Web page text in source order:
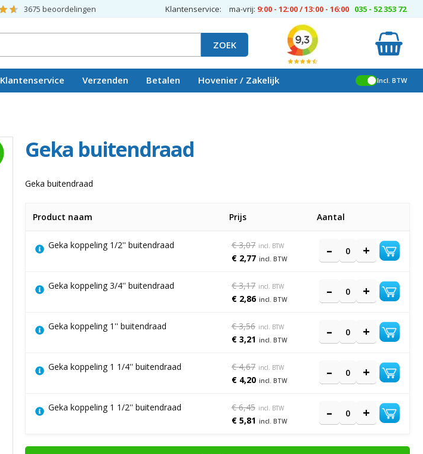
Klantenservice: ma-vrij: 9:00 - 12:00 / 13:00 - 16:00 035 - 52 353 72
3675 beoordelingen
Incl. BTW
ZOEK
Klantenservice Verzenden Betalen
Hovenier / Zakelijk
Geka buitendraad
Geka buitendraad
productitems
Product naam Prijs Aantal
Geka koppeling 1/2'' buitendraad
€ 2,77
€ 3,07
Geka koppeling 3/4'' buitendraad
€ 2,86
€ 3,17
Geka koppeling 1'' buitendraad
€ 3,21
€ 3,56
Geka koppeling 1 1/4'' buitendraad
€ 4,20
€ 4,67
Geka koppeling 1 1/2'' buitendraad
€ 5,81
€ 6,45